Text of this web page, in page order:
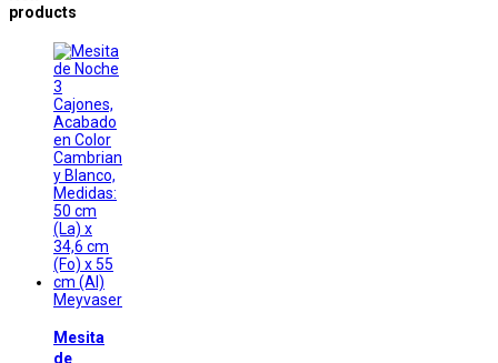
products
Meyvaser
Mesita
de